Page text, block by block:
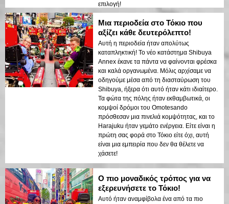
επιλογή!
Μια περιοδεία στο Τόκιο που
αξίζει κάθε δευτερόλεπτο!
Αυτή η περιοδεία ήταν απολύτως
καταπληκτική! Το νέο κατάστημα Shibuya
Annex έκανε τα πάντα να φαίνονται φρέσκα
και καλά οργανωμένα. Μόλις αρχίσαμε να
οδηγούμε μέσα από τη διασταύρωση του
Shibuya, ήξερα ότι αυτό ήταν κάτι ιδιαίτερο.
Τα φώτα της πόλης ήταν εκθαμβωτικά, οι
κομψοί δρόμοι του Omotesando
πρόσθεσαν μια πινελιά κομψότητας, και το
Harajuku ήταν γεμάτο ενέργεια. Είτε είναι η
πρώτη σας φορά στο Τόκιο είτε όχι, αυτή
είναι μια εμπειρία που δεν θα θέλετε να
χάσετε!
Ο πιο μοναδικός τρόπος για να
εξερευνήσετε το Τόκιο!
Αυτό ήταν αναμφίβολα ένα από τα πιο